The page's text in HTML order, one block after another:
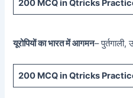
200 MCQ in Qtricks
यूरोपियों का भारत में आगमन– पुर्तगाली,
200 MCQ in Qtricks